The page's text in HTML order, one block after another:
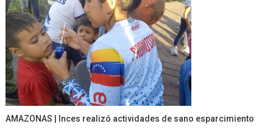
AMAZONAS | Inces realizó actividades de sano esparcimiento